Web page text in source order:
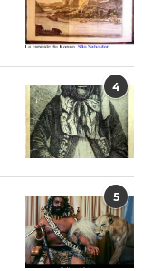
4
5